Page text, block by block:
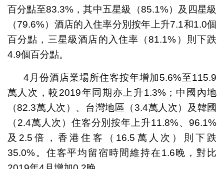
百分點至83.3%，其中五星級（85.1%）及四星級
（79.6%）酒店的入住率分別按年上升7.1和1.0個
百分點，三星級酒店的入住率（81.1%）則下跌
4.9個百分點。
4月份酒店業場所住客按年增加5.6%至115.9
萬人次，較2019年同期亦上升1.3%；中國內地
（82.3萬人次）、台灣地區（3.4萬人次）及韓國
（2.4萬人次）住客分別按年上升11.8%、96.1%
及2.5倍，香港住客（16.5萬人次）則下跌
35.0%。住客平均留宿時間維持在1.6晚，對比